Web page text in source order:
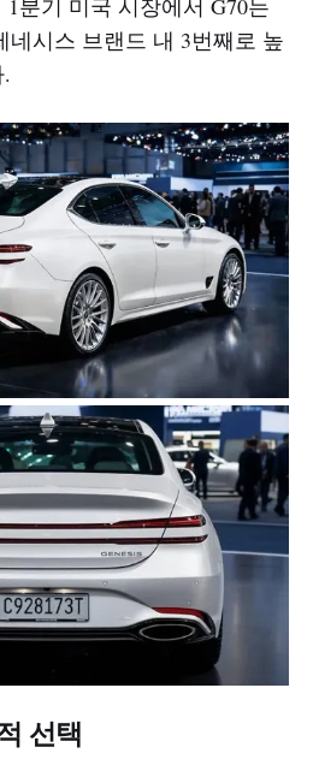
1분기 미국 시장에서 G70는
네시스 브랜드 내 3번째로 높
선택